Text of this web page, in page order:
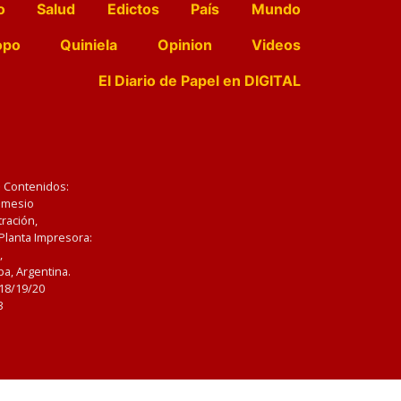
Salud Edictos País
Mundo
Quiniela Opinion
Videos
El Diario de Papel en DIGITAL
Impresora:
Argentina.
19/20